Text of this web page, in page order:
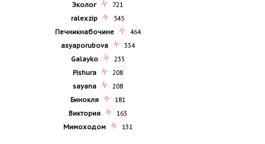
Эколог
721
ralexzip
545
Печникнабочине
464
asyaporubova
334
Galayko
233
Pishura
208
sayana
208
Бинокля
181
Виктория
163
Мимоходом
131